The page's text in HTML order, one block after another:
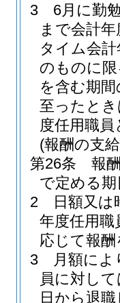
3
6月に勤
まで会計
タイム会
のものに
を含む期
至ったと
度任用職
(報酬の支
第26条
報
で定める
2
日額又
年度任用
応じて報
3
月額に
員に対し
日から退